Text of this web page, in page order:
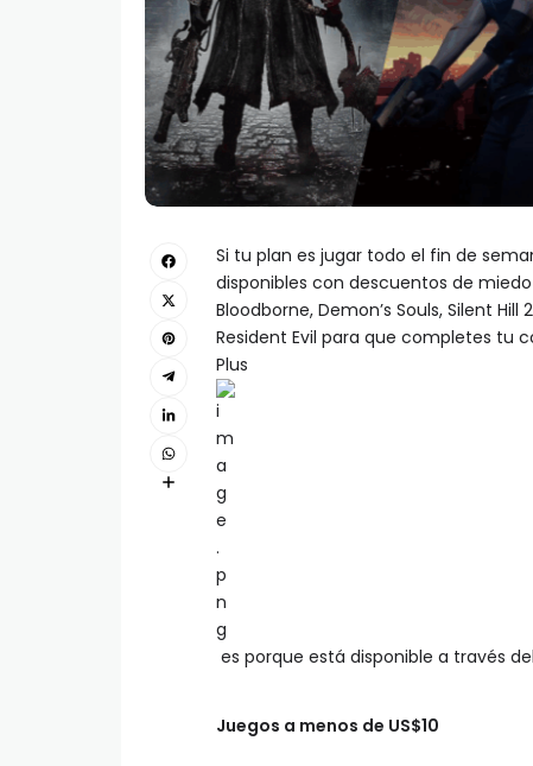
Si tu plan es jugar todo el fin de
disponibles con descuentos de
Bloodborne, Demon’s Souls, Silent
Resident Evil para que completes tu
Plus
es porque está disponible a través
Juegos a menos de US$10